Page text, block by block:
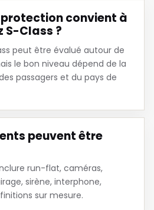
convient à
S-Class ?
peut être évalué autour de
le bon niveau dépend de la
passagers et du pays de
peuvent être
run-flat, caméras,
sirène, interphone,
sur mesure.